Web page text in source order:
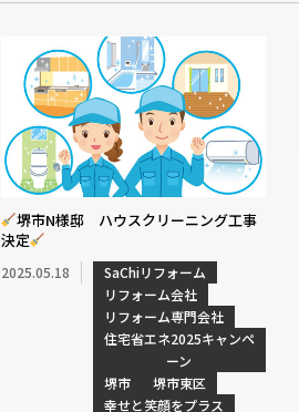
堺市N様邸 ハウスクリーニング工事
決定
2025.05.18
SaChiリフォーム
リフォーム会社
リフォーム専門会社
住宅省エネ2025キャンペ
ーン
堺市
堺市東区
幸せと笑顔をプラス